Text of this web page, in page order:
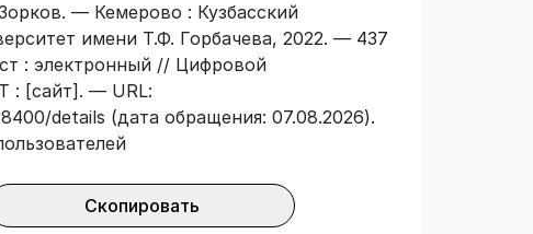
— Кемерово : Кузбасский
имени Т.Ф. Горбачева, 2022. — 437
: электронный // Цифровой
: [сайт]. — URL:
details (дата обращения: 07.08.2026).
Скопировать